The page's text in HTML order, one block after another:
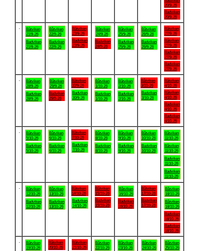
20/9-26
Badviken
20/9-26
Båtviken
21/9-26
Badviken
21/9-26
Båtviken
22/9-26
Badviken
22/9-26
Båtviken
23/9-26
Badviken
23/9-26
Båtviken
24/9-26
Badviken
24/9-26
Båtviken
25/9-26
Badviken
25/9-26
Båtviken
26/9-26
Badviken
26/9-26
Båtviken
27/9-26
Båtviken
27/9-26
Badviken
27/9-26
Badviken
27/9-26
Båtviken
28/9-26
Badviken
28/9-26
Båtviken
29/9-26
Badviken
29/9-26
Båtviken
30/9-26
Badviken
30/9-26
Båtviken
1/10-26
Badviken
1/10-26
Båtviken
2/10-26
Badviken
2/10-26
Båtviken
3/10-26
Badviken
3/10-26
Båtviken
4/10-26
Båtviken
4/10-26
Badviken
4/10-26
Badviken
4/10-26
Båtviken
5/10-26
Badviken
5/10-26
Båtviken
6/10-26
Badviken
6/10-26
Båtviken
7/10-26
Badviken
7/10-26
Båtviken
8/10-26
Badviken
8/10-26
Båtviken
9/10-26
Badviken
9/10-26
Båtviken
10/10-26
Badviken
10/10-26
Båtviken
11/10-26
Båtviken
11/10-26
Badviken
11/10-26
Badviken
11/10-26
Båtviken
12/10-26
Badviken
12/10-26
Båtviken
13/10-26
Badviken
13/10-26
Båtviken
14/10-26
Badviken
14/10-26
Båtviken
15/10-26
Badviken
15/10-26
Båtviken
16/10-26
Badviken
16/10-26
Båtviken
17/10-26
Badviken
17/10-26
Båtviken
18/10-26
Båtviken
18/10-26
Badviken
18/10-26
Badviken
18/10-26
Båtviken
19/10-26
Båtviken
20/10-26
Båtviken
21/10-26
Båtviken
22/10-26
Båtviken
23/10-26
Båtviken
24/10-26
Båtviken
25/10-26